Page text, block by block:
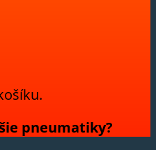
pneumatiky?